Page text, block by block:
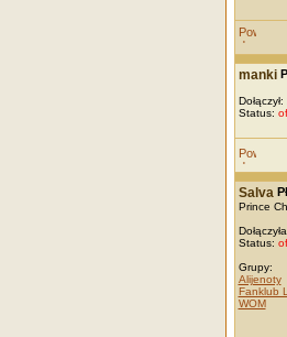
manki
Status:
Salva
Prince
Status:
Grupy:
Alijenoty
Fanklub
WOM